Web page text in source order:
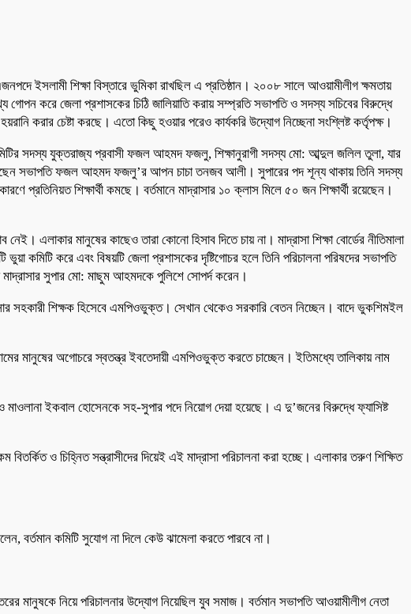
ইসলামী শিক্ষা বিস্তারে ভুমিকা রাখছিল এ প্রতিষ্ঠান। ২০০৮ সালে আওয়ামীলীগ ক্ষমতায়
গোপন করে জেলা প্রশাসকের চিঠি জালিয়াতি করায় সম্প্রতি সভাপতি ও সদস্য সচিবের বিরুদ্ধে
করার চেষ্টা করছে। এতো কিছু হওয়ার পরেও কার্যকরি উদ্যোগ নিচ্ছেনা সংশ্লিষ্ট কর্তৃপক্ষ।
কমিটির সদস্য যুক্তরাজ্য প্রবাসী ফজল আহমদ ফজলু, শিক্ষানুরাগী সদস্য মো: আব্দুল জলিল তুলা, যার
সভাপতি ফজল আহমদ ফজলু’র আপন চাচা তনজব আলী। সুপারের পদ শূন্য থাকায় তিনি সদস্য
প্রতিনিয়ত শিক্ষার্থী কমছে। বর্তমানে মাদ্রাসার ১০ ক্লাস মিলে ৫০ জন শিক্ষার্থী রয়েছেন।
মানুষের কাছেও তারা কোনো হিসাব দিতে চায় না। মাদ্রাসা শিক্ষা বোর্ডের নীতিমালা
কমিটি করে এবং বিষয়টি জেলা প্রশাসকের দৃষ্টিগোচর হলে তিনি পরিচালনা পরিষদের সভাপতি
সুপার মো: মাছুম আহমদকে পুলিশে সোপর্দ করেন।
সহকারী শিক্ষক হিসেবে এমপিওভুক্ত। সেখান থেকেও সরকারি বেতন নিচ্ছেন। বাদে ভুকশিমইল
মানুষের অগোচরে স্বতন্ত্র ইবতেদায়ী এমপিওভুক্ত করতে চাচ্ছেন। ইতিমধ্যে তালিকায় নাম
ইকবাল হোসেনকে সহ-সুপার পদে নিয়োগ দেয়া হয়েছে। এ দু’জনের বিরুদ্ধে ফ্যাসিষ্ট
ও চিহ্নিত সন্ত্রাসীদের দিয়েই এই মাদ্রাসা পরিচালনা করা হচ্ছে। এলাকার তরুণ শিক্ষিত
বর্তমান কমিটি সুযোগ না দিলে কেউ ঝামেলা করতে পারবে না।
মানুষকে নিয়ে পরিচালনার উদ্যোগ নিয়েছিল যুব সমাজ। বর্তমান সভাপতি আওয়ামীলীগ নেতা